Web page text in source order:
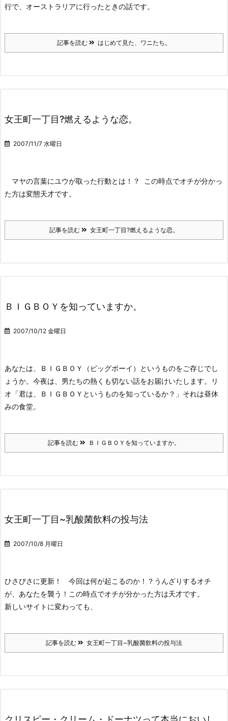
行で、オーストラリアに行ったときの話です。
記事を読む はじめて見た、ワニたち。
女王町一丁目?燃えるような恋。
2007/11/7 水曜日
マヤの言葉にユウが取った行動とは！？
この時点でオチが分かっ
た方は変態天才です。
記事を読む 女王町一丁目?燃えるような恋。
ＢＩＧＢＯＹを知っていますか。
2007/10/12 金曜日
あなたは、ＢＩＧＢＯＹ（ビッグボーイ）というものをご存じでし
ょうか。 今夜は、男たちの熱くも切ない話をお届けいたします。
リ
オ「君は、ＢＩＧＢＯＹというものを知っているか？」 それは昼休
みの食堂。
記事を読む ＢＩＧＢＯＹを知っていますか。
女王町一丁目~乳酸菌飲料の投与法
2007/10/8 月曜日
ひさびさに更新！ 今回は何が起こるのか！？ うんざりするオチ
が、あなたを襲う！ この時点でオチが分かった方は天才です。
新しいサイトに変わっても、
記事を読む 女王町一丁目~乳酸菌飲料の投与法